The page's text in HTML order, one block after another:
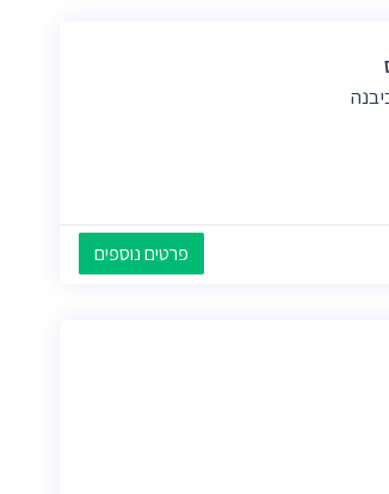
פרטים נוספים